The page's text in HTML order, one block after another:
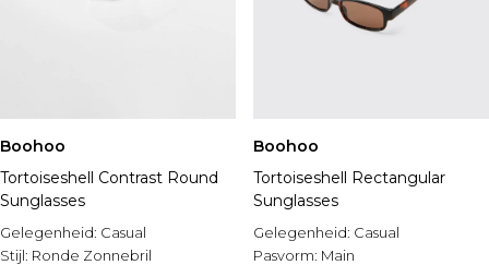
Boohoo
Tortoiseshell Contrast Round
Sunglasses
Gelegenheid: Casual
Stijl: Ronde Zonnebril
Boohoo
Tortoiseshell Rectangular
Sunglasses
Gelegenheid: Casual
Pasvorm: Main